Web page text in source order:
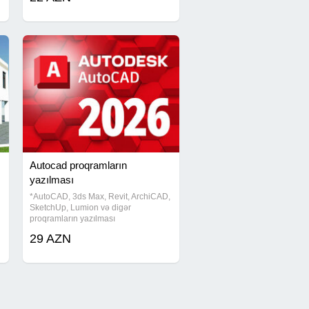
Autocad proqramların
yazılması
*AutoCAD, 3ds Max, Revit, ArchiCAD,
SketchUp, Lumion və digər
proqramların yazılması
peşəkar şəkildə *AutoCAD yazılması*,
yazılması*, *ArchiCAD yazılması*,
29 AZN